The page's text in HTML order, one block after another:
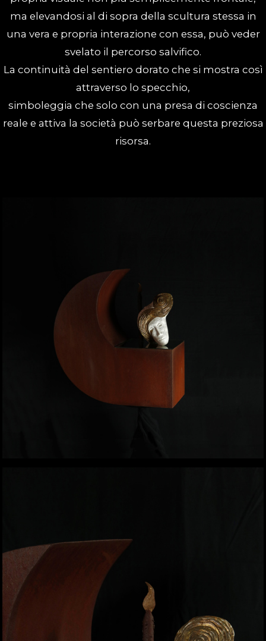
ma elevandosi al di sopra della scultura stessa in
una vera e propria interazione con essa, può veder
svelato il percorso salvifico.
La continuità del sentiero dorato che si mostra così
attraverso lo specchio,
simboleggia che solo con una presa di coscienza
reale e attiva la società può serbare questa preziosa
risorsa.